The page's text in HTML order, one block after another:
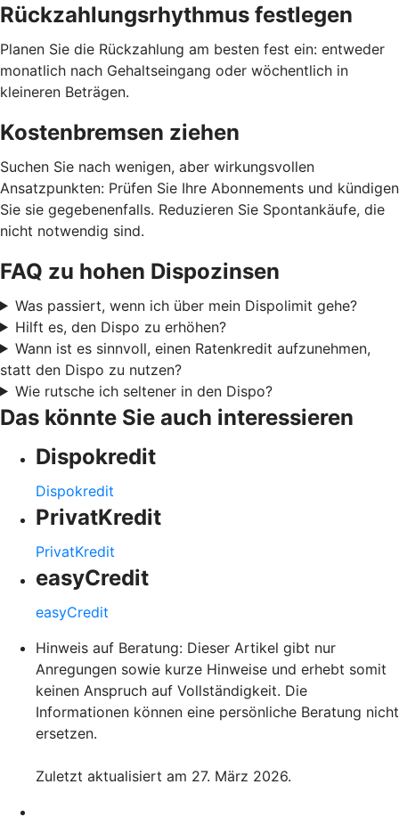
Rückzahlungsrhythmus festlegen
Planen Sie die Rückzahlung am besten fest ein: entweder
monatlich nach Gehaltseingang oder wöchentlich in
kleineren Beträgen.
Kostenbremsen ziehen
Suchen Sie nach wenigen, aber wirkungsvollen
Ansatzpunkten: Prüfen Sie Ihre Abonnements und kündigen
Sie sie gegebenenfalls. Reduzieren Sie Spontankäufe, die
nicht notwendig sind.
FAQ zu hohen Dispozinsen
Was passiert, wenn ich über mein Dispolimit gehe?
Hilft es, den Dispo zu erhöhen?
Wann ist es sinnvoll, einen Ratenkredit aufzunehmen,
statt den Dispo zu nutzen?
Wie rutsche ich seltener in den Dispo?
Das könnte Sie auch interessieren
Dispokredit
Dispokredit
PrivatKredit
PrivatKredit
easyCredit
easyCredit
Hinweis auf Beratung: Dieser Artikel gibt nur
Anregungen sowie kurze Hinweise und erhebt somit
keinen Anspruch auf Vollständigkeit. Die
Informationen können eine persönliche Beratung nicht
ersetzen.
Zuletzt aktualisiert am 27. März 2026.